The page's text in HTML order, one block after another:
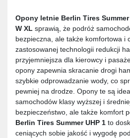
Opony letnie Berlin Tires
W XL sprawią, że podróż
bezpieczna, ale także komfortowa i
zastosowanej technologii redukcji
przyjemniejsza dla kierowcy i
opony zapewnia skracanie drogi
szybkie odprowadzanie wody, co
pewniej na drodze. Opony te są
samochodów klasy wyższej i
bezpieczeństwo, ale także komfort
Berlin Tires Summer UHP 1 to
ceniących sobie jakość i wygodę